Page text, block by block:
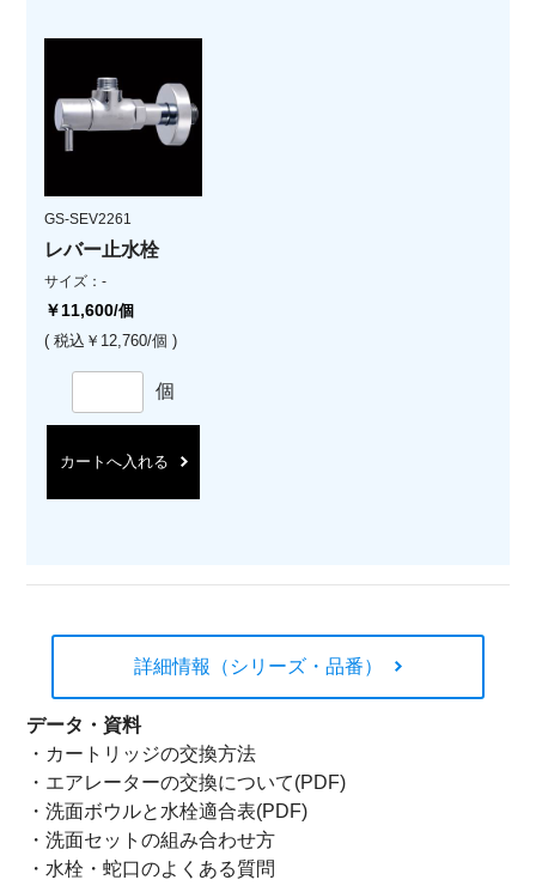
GS-SEV2261
レバー止水栓
サイズ：-
￥11,600/個
( 税込￥12,760/個 )
個
カートへ入れる
詳細情報（シリーズ・品番）
データ・資料
・ カートリッジの交換方法
・ エアレーターの交換について(PDF)
・洗面ボウルと水栓適合表(PDF)
・洗面セットの組み合わせ方
・ 水栓・蛇口のよくある質問